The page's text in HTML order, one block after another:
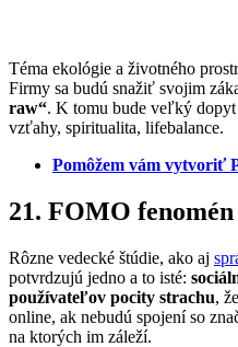
Téma ekológie a životného
Firmy sa budú snažiť svojim
raw“. K tomu bude veľký
vzťahy, spiritualita, lifebalance.
Pomôžem vám vytvoriť
21. FOMO fenomén
Rôzne vedecké štúdie, ako aj
potvrdzujú jedno a to isté:
používateľov pocity strachu,
online, ak nebudú spojení so
na ktorých im záleží.